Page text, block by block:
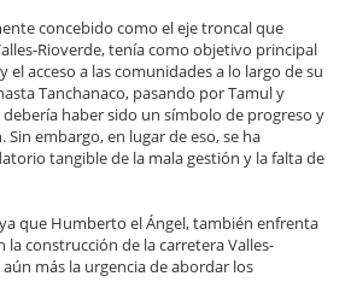
concebido como el eje troncal que
Rioverde, tenía como objetivo principal
el acceso a las comunidades a lo largo de su
Tanchanaco, pasando por Tamul y
haber sido un símbolo de progreso y
embargo, en lugar de eso, se ha
tangible de la mala gestión y la falta de
que Humberto el Ángel, también enfrenta
la construcción de la carretera Valles-
más la urgencia de abordar los